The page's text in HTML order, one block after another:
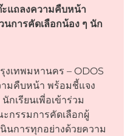
ต๊ะแถลงความคืบหน้า
การคัดเลือกน้อง ๆ นัก
งเทพมหานคร – ODOS
มคืบหน้า พร้อมชี้แจง
กเรียนเพี่อเข้าร่วม
กรรมการคัดเลือกผู้
นการทุกอย่างด้วยความ